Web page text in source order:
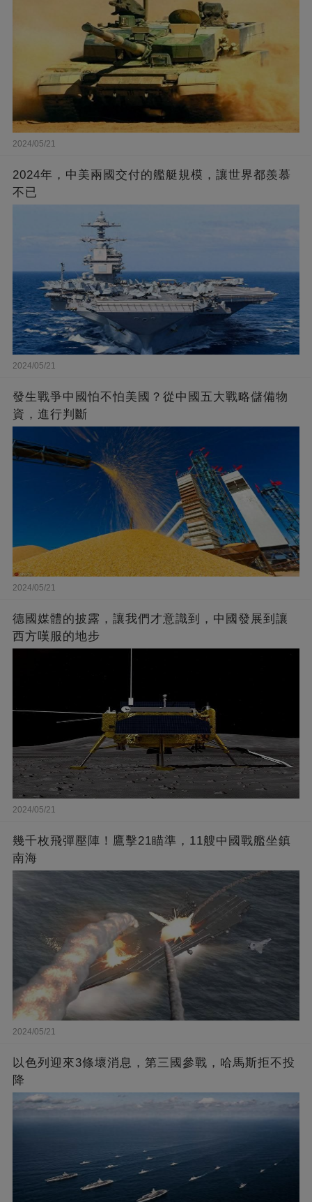
2024/05/21
2024年，中美兩國交付的艦艇規模，讓世界都羨慕
不已
2024/05/21
發生戰爭中國怕不怕美國？從中國五大戰略儲備物
資，進行判斷
2024/05/21
德國媒體的披露，讓我們才意識到，中國發展到讓
西方嘆服的地步
2024/05/21
幾千枚飛彈壓陣！鷹擊21瞄準，11艘中國戰艦坐鎮
南海
2024/05/21
以色列迎來3條壞消息，第三國參戰，哈馬斯拒不投
降